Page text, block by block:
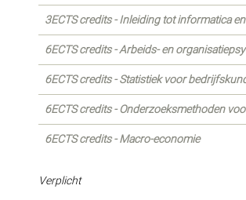
3ECTS credits - Inleiding tot informatica
6ECTS credits - Arbeids- en
6ECTS credits - Statistiek voor
6ECTS credits - Onderzoeksmethoden
6ECTS credits - Macro-economie
Verplicht